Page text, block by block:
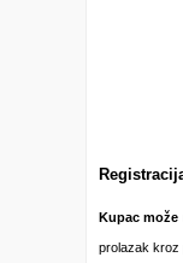
Kupac
prolazak kroz